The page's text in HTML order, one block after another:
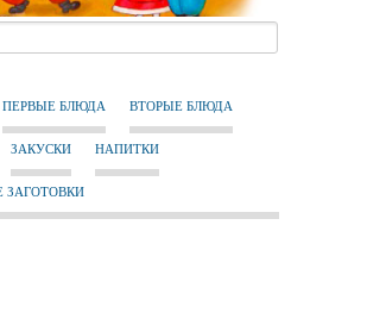
ПЕРВЫЕ БЛЮДА ВТОРЫЕ БЛЮДА
ЗАКУСКИ НАПИТКИ